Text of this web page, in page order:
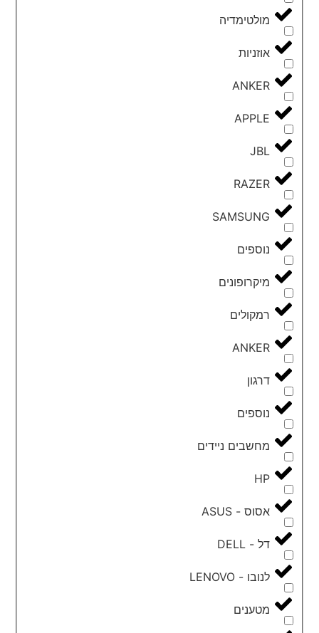
מולטימדיה
אוזניות
ANKER
APPLE
JBL
RAZER
SAMSUNG
נוספים
מיקרופונים
רמקולים
ANKER
דרגון
נוספים
מחשבים ניידים
HP
אסוס - ASUS
דל - DELL
לנובו - LENOVO
מטענים